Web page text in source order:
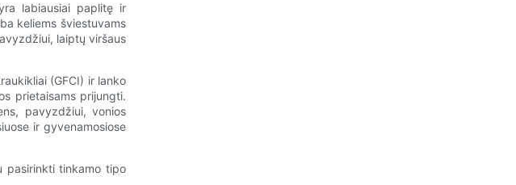
labiausiai paplitę ir
keliems šviestuvams
laiptų viršaus
(GFCI) ir lanko
prietaisams prijungti.
pavyzdžiui, vonios
ir gyvenamosiose
pasirinkti tinkamo tipo